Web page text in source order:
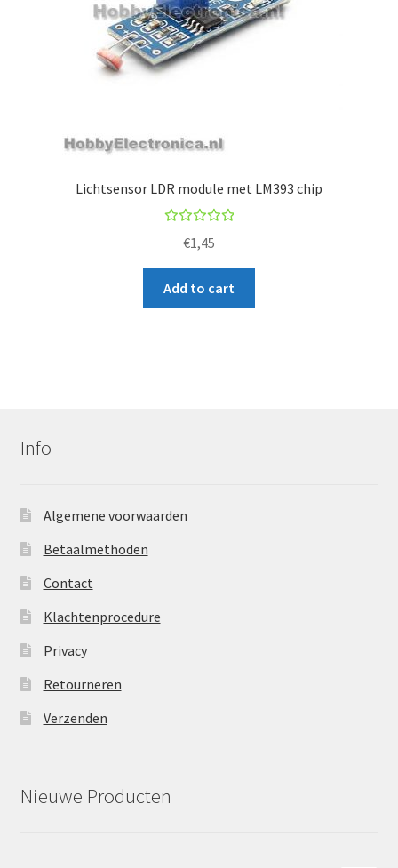
Lichtsensor LDR module met LM393 chip
out
€1,45
Add to cart
Info
Algemene voorwaarden
Betaalmethoden
Contact
Klachtenprocedure
Privacy
Retourneren
Verzenden
Nieuwe Producten